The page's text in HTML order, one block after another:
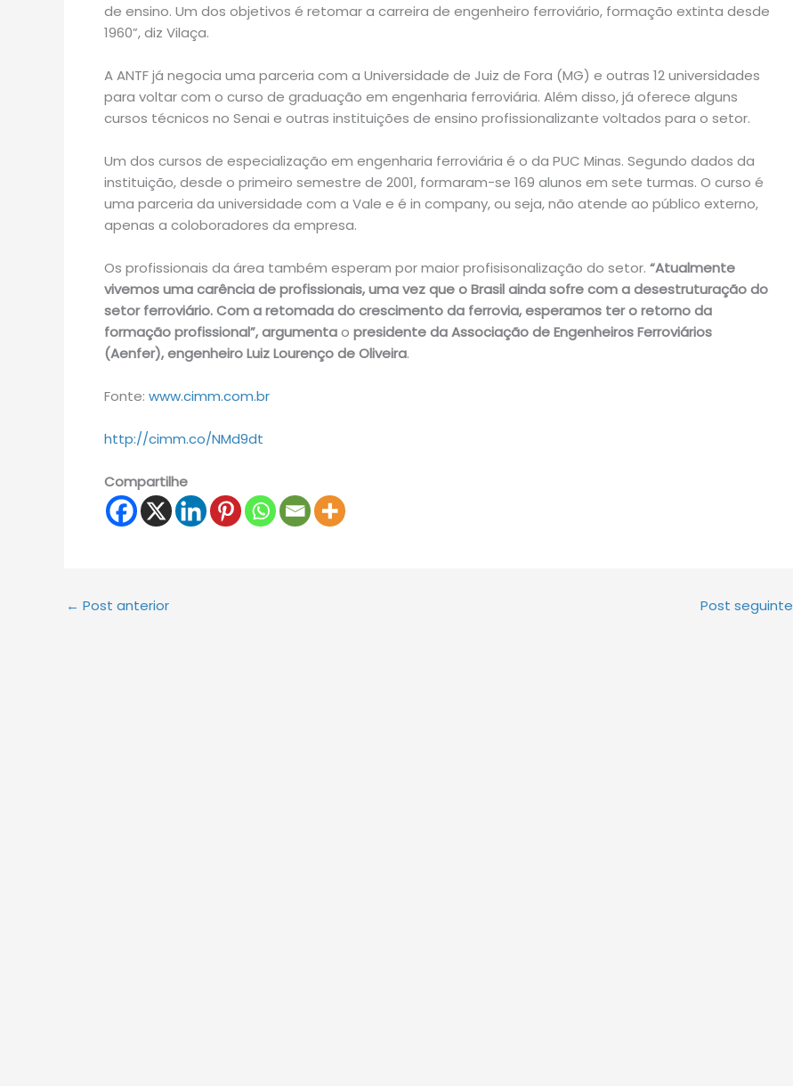
de ensino. Um dos objetivos é retomar a carreira de engenheiro ferroviário, formação extinta desde
1960”, diz Vilaça.
A ANTF já negocia uma parceria com a Universidade de Juiz de Fora (MG) e outras 12 universidades
para voltar com o curso de graduação em engenharia ferroviária. Além disso, já oferece alguns
cursos técnicos no Senai e outras instituições de ensino profissionalizante voltados para o setor.
Um dos cursos de especialização em engenharia ferroviária é o da PUC Minas. Segundo dados da
instituição, desde o primeiro semestre de 2001, formaram-se 169 alunos em sete turmas. O curso é
uma parceria da universidade com a Vale e é in company, ou seja, não atende ao público externo,
apenas a coloboradores da empresa.
Os profissionais da área também esperam por maior profisisonalização do setor. “Atualmente
vivemos uma carência de profissionais, uma vez que o Brasil ainda sofre com a desestruturação do
setor ferroviário. Com a retomada do crescimento da ferrovia, esperamos ter o retorno da
formação profissional”, argumentao presidente da Associação de Engenheiros Ferroviários
(Aenfer), engenheiro Luiz Lourenço de Oliveira.
Fonte: www.cimm.com.br
http://cimm.co/NMd9dt
Compartilhe
← Post anterior Post seguinte